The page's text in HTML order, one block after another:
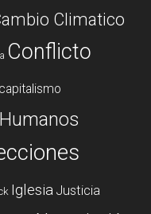
Climatico
Conflicto
Iglesia Justicia